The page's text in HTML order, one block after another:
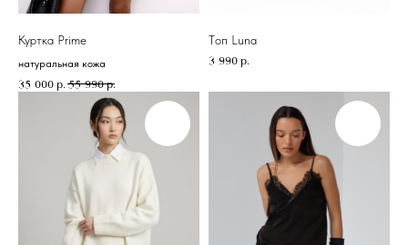
Куртка Prime
натуральная кожа
35 000 р. 55 990 р.
Tоп Luna
3 990 р.